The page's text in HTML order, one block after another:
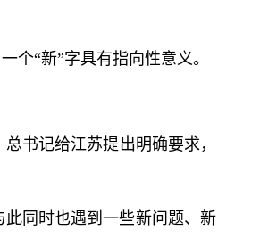
个“新”字具有指向性意义。
总书记给江苏提出明确要求，
同时也遇到一些新问题、新